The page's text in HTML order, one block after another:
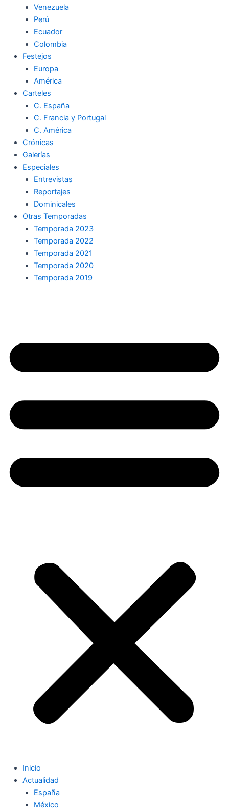
k
Venezuela
Perú
Ecuador
Colombia
Festejos
Europa
América
Carteles
C. España
C. Francia y Portugal
C. América
Crónicas
Galerías
Especiales
Entrevistas
Reportajes
Dominicales
Otras Temporadas
Temporada 2023
Temporada 2022
Temporada 2021
Temporada 2020
Temporada 2019
Inicio
Actualidad
España
México